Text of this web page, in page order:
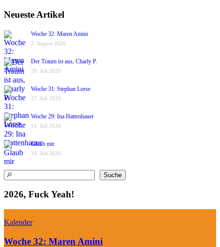
Neueste Artikel
Woche 32: Maren Amini
3. August 2026
Der Traum ist aus, Charly P.
28. Juli 2026
Woche 31: Stephan Lorse
27. Juli 2026
Woche 29: Ina Hattenhauer
14. Juli 2026
Glaub mir
14. Juli 2026
Suchen Suche
2026, Fuck Yeah!
Kalender
Woche 32: Maren Amini